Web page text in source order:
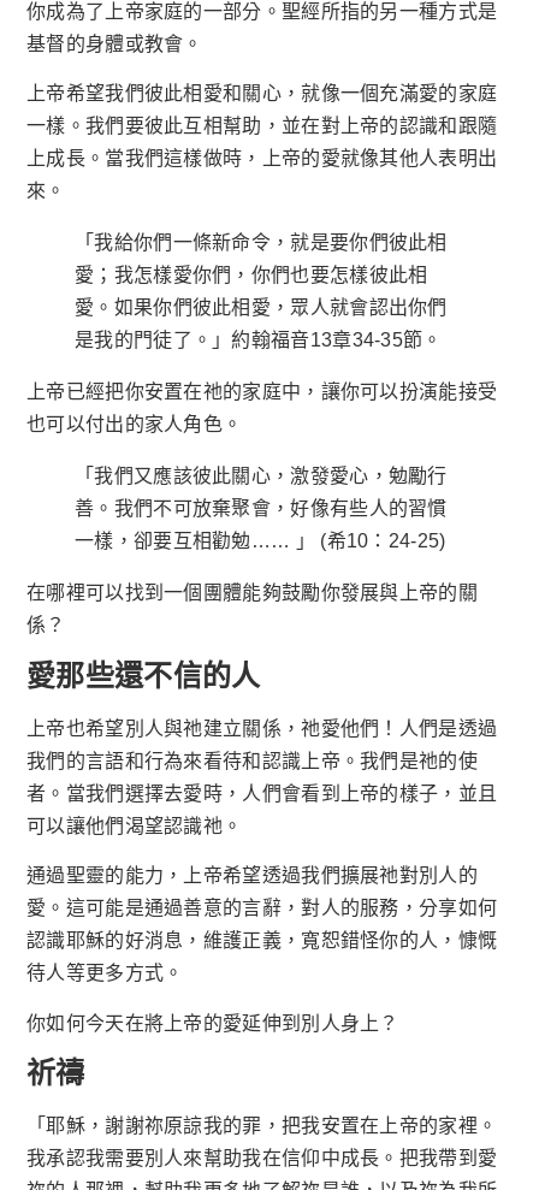
你成為了上帝家庭的一部分。聖經所指的另一種方式是
基督的身體或教會。
上帝希望我們彼此相愛和關心，就像一個充滿愛的家庭
一樣。我們要彼此互相幫助，並在對上帝的認識和跟隨
上成長。當我們這樣做時，上帝的愛就像其他人表明出
來。
「我給你們一條新命令， 就是要你們彼此相
愛；我怎樣愛你們，你們也要怎樣彼此相
愛。 如果你們彼此相愛， 眾人就會認出你們
是我的門徒了 。」約翰福音13章34-35節。
上帝已經把你安置在祂的家庭中，讓你可以扮演能接受
也可以付出的家人角色。
「我們又應該彼此關心，激發愛心，勉勵行
善。我們不可放棄聚會，好像有些人的習慣
一樣，卻要互相勸勉…… 」 (希10：24-25)
在哪裡可以找到一個團體能夠鼓勵你發展與上帝的關
係？
愛那些還不信的人
上帝也希望別人與祂建立關係，祂愛他們！人們是透過
我們的言語和行為來看待和認識上帝。我們是祂的使
者。當我們選擇去愛時，人們會看到上帝的樣子，並且
可以讓他們渴望認識祂。
通過聖靈的能力，上帝希望透過我們擴展祂對別人的
愛。這可能是通過善意的言辭，對人的服務，分享如何
認識耶穌的好消息，維護正義，寬恕錯怪你的人，慷慨
待人等更多方式。
你如何今天在將上帝的愛延伸到別人身上？
祈禱
「耶穌，謝謝祢原諒我的罪，把我安置在上帝的家裡。
我承認我需要別人來幫助我在信仰中成長。把我帶到愛